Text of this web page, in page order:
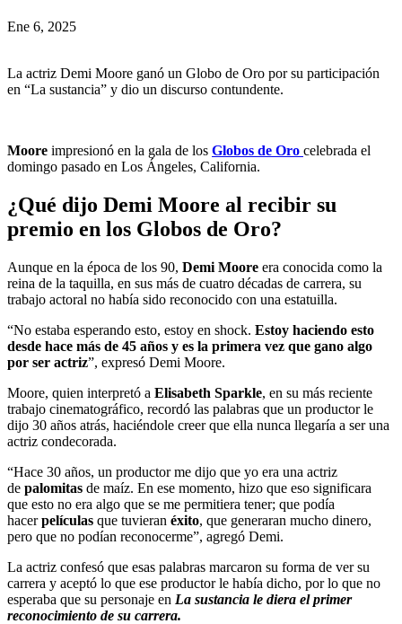
Ene 6, 2025
La actriz Demi Moore ganó un Globo de Oro por su participación
en “La sustancia” y dio un discurso contundente.
Moore impresionó en la gala de los Globos de Oro celebrada el
domingo pasado en Los Ángeles, California.
¿Qué dijo Demi Moore al recibir su
premio en los Globos de Oro?
Aunque en la época de los 90, Demi Moore era conocida como la
reina de la taquilla, en sus más de cuatro décadas de carrera, su
trabajo actoral no había sido reconocido con una estatuilla.
“No estaba esperando esto, estoy en shock. Estoy haciendo esto
desde hace más de 45 años y es la primera vez que gano algo
por ser actriz”, expresó Demi Moore.
Moore, quien interpretó a Elisabeth Sparkle, en su más reciente
trabajo cinematográfico, recordó las palabras que un productor le
dijo 30 años atrás, haciéndole creer que ella nunca llegaría a ser una
actriz condecorada.
“Hace 30 años, un productor me dijo que yo era una actriz
de palomitas de maíz. En ese momento, hizo que eso significara
que esto no era algo que se me permitiera tener; que podía
hacerpelículas que tuvieran éxito, que generaran mucho dinero,
pero que no podían reconocerme”, agregó Demi.
La actriz confesó que esas palabras marcaron su forma de ver su
carrera y aceptó lo que ese productor le había dicho, por lo que no
esperaba que su personaje en La sustancia le diera el primer
reconocimiento de su carrera.